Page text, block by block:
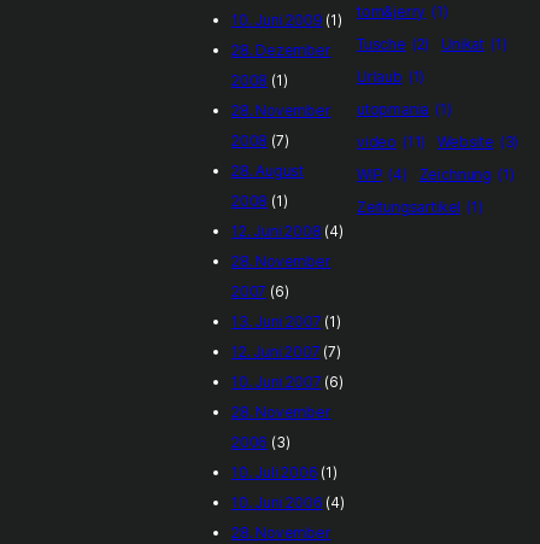
10. Juni 2009 (1)
28. Dezember
2008 (1)
28. November
2008 (7)
28. August
2008 (1)
12. Juni 2008 (4)
28. November
2007 (6)
13. Juni 2007 (1)
12. Juni 2007 (7)
10. Juni 2007 (6)
28. November
2006 (3)
10. Juli 2006 (1)
10. Juni 2006 (4)
28. November
tom&jerry (1)
Tusche (2) Unikat (1)
Urlaub (1)
utopmania (1)
video (11) Website (3)
WIP (4) Zeichnung (1)
Zeitungsartikel (1)